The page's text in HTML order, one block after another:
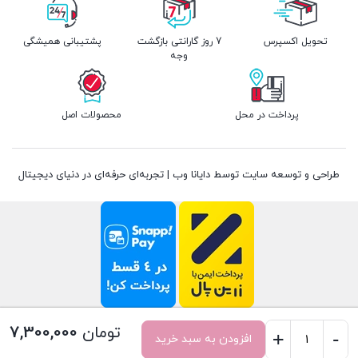
تومان -
+ افزودن به سبد خرید
تحویل اکسپرس
7 روز گارانتی بازگشت
وجه
پشتیبانی همیشگی
پرداخت در محل محصولات اصل
طراحی و توسعه سایت توسط دایانا وب | تجربه‌ای حرفه‌ای در دنیای دیجیتال
سبد خرید